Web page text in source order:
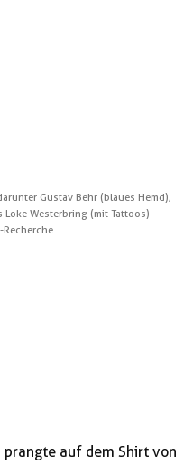
Gustav Behr (blaues Hemd),
Loke Westerbring (mit Tattoos) –
prangte auf dem Shirt von